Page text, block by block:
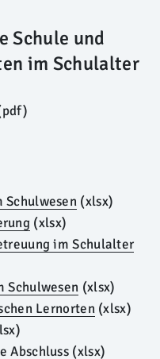
Schule und
im Schulalter
Schulwesen (xlsx)
(xlsx)
im Schulalter
Schulwesen (xlsx)
Lernorten(xlsx)
Abschluss (xlsx)